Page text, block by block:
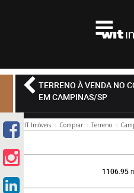
TERRENO À VENDA NO
EM CAMPINAS/SP
WIT Imóveis Comprar Terreno
1106.95